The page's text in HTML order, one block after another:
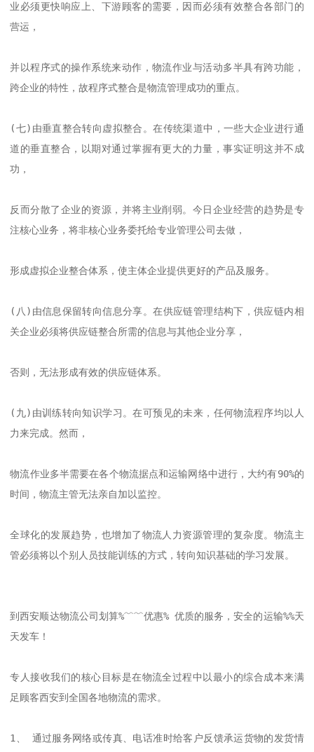
业必须更快响应上、下游顾客的需要，因而必须有效整合各部门的
营运，
并以程序式的操作系统来动作，物流作业与活动多半具有跨功能，
跨企业的特性，故程序式整合是物流管理成功的重点。
(七)由垂直整合转向虚拟整合。在传统渠道中，一些大企业进行通
道的垂直整合，以期对通过掌握有更大的力量，事实证明这并不成
功，
反而分散了企业的资源，并将主业削弱。今日企业经营的趋势是专
注核心业务，将非核心业务委托给专业管理公司去做，
形成虚拟企业整合体系，使主体企业提供更好的产品及服务。
(八)由信息保留转向信息分享。在供应链管理结构下，供应链内相
关企业必须将供应链整合所需的信息与其他企业分享，
否则，无法形成有效的供应链体系。
(九)由训练转向知识学习。在可预见的未来，任何物流程序均以人
力来完成。然而，
物流作业多半需要在各个物流据点和运输网络中进行，大约有90%的
时间，物流主管无法亲自加以监控。
全球化的发展趋势，也增加了物流人力资源管理的复杂度。物流主
管必须将以个别人员技能训练的方式，转向知识基础的学习发展。
到西安顺达物流公司划算%﹌﹌优惠% 优质的服务，安全的运输%%天
天发车！
专人接收我们的核心目标是在物流全过程中以最小的综合成本来满
足顾客西安到全国各地物流的需求。
1、 通过服务网络或传真、电话准时给客户反馈承运货物的发货情